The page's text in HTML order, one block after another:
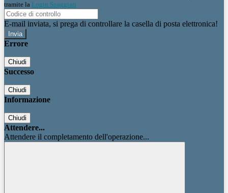
tramite la Login Spaggiari
E-mail inviata, si prega di controllare la casella di posta elettronica!
Errore
Chiudi
Successo
Chiudi
Informazione
Chiudi
Attendere...
Attendere il completamento dell'operazione...